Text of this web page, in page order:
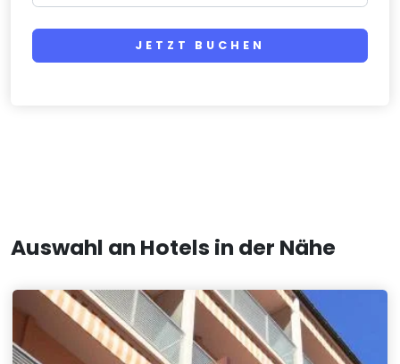
JETZT BUCHEN
Auswahl an Hotels in der Nähe